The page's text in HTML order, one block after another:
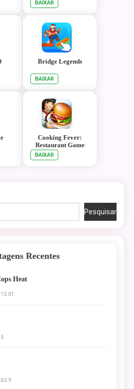
BAIXAR
Bridge Legends
BAIXAR
Cooking Fever:
Restaurant Game
BAIXAR
Pesquisar
Recentes
Heat